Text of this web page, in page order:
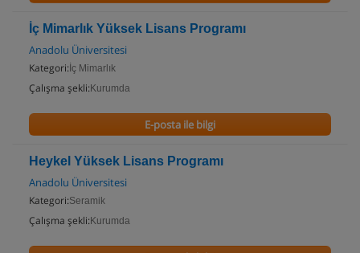
İç Mimarlık Yüksek Lisans Programı
Anadolu Üniversitesi
Kategori: İç Mimarlık
Çalışma şekli: Kurumda
E-posta ile bilgi
Heykel Yüksek Lisans Programı
Anadolu Üniversitesi
Kategori:Seramik
Çalışma şekli: Kurumda